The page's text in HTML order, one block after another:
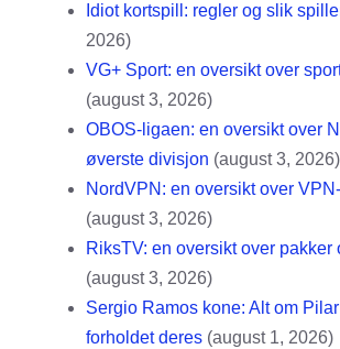
Idiot kortspill: regler og slik
2026)
VG+ Sport: en oversikt over
(august 3, 2026)
OBOS-ligaen: en oversikt over
øverste divisjon (august 3, 2026)
NordVPN: en oversikt over
(august 3, 2026)
RiksTV: en oversikt over pakker
(august 3, 2026)
Sergio Ramos kone: Alt om
forholdet deres (august 1, 2026)